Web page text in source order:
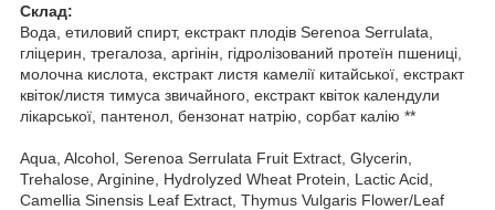
Склад:
Вода, етиловий спирт, екстракт плодів Serenoa Serrulata,
гліцерин, трегалоза, аргінін, гідролізований протеїн пшениці,
молочна кислота, екстракт листя камелії китайської, екстракт
квіток/листя тимуса звичайного, екстракт квіток календули
лікарської, пантенол, бензонат натрію, сорбат калію **
Aqua, Alcohol, Serenoa Serrulata Fruit Extract, Glycerin,
Trehalose, Arginine, Hydrolyzed Wheat Protein, Lactic Acid,
Camellia Sinensis Leaf Extract, Thymus Vulgaris Flower/Leaf